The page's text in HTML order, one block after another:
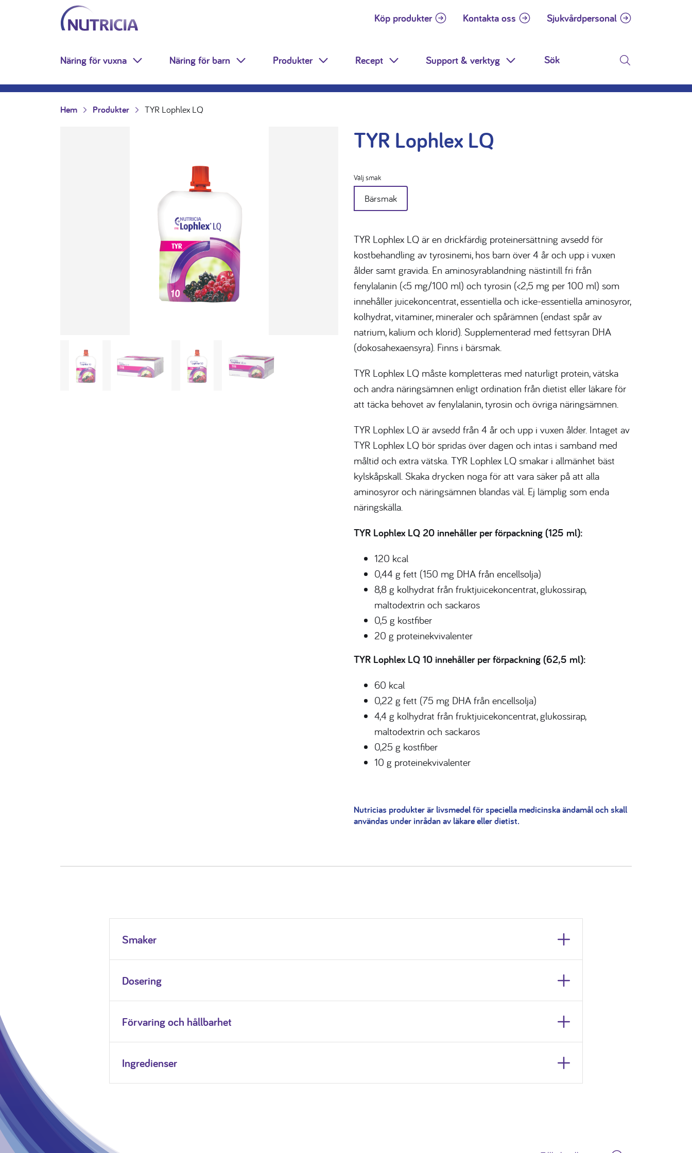
Hoppa till innehåll
Nutricia.se Köp produkter Kontakta oss Sjukvårdpersonal
Näring för vuxna Toggle Dropdown
Näring för barn Toggle Dropdown
Produkter Toggle Dropdown
Recept Toggle Dropdown
Support & verktyg Toggle Dropdown Sök
Hem Produkter TYR Lophlex LQ
TYR Lophlex LQ
Välj smak
Bärsmak
TYR Lophlex LQ är en drickfärdig proteinersättning avsedd för
kostbehandling av tyrosinemi, hos barn över 4 år och upp i vuxen
ålder samt gravida. En aminosyrablandning nästintill fri från
fenylalanin (<5 mg/100 ml) och tyrosin (<2,5 mg per 100 ml) som
innehåller juicekoncentrat, essentiella och icke-essentiella aminosyror,
kolhydrat, vitaminer, mineraler och spårämnen (endast spår av
natrium, kalium och klorid). Supplementerad med fettsyran DHA
(dokosahexaensyra). Finns i bärsmak.
TYR Lophlex LQ måste kompletteras med naturligt protein, vätska
och andra näringsämnen enligt ordination från dietist eller läkare för
att täcka behovet av fenylalanin, tyrosin och övriga näringsämnen.
TYR Lophlex LQ är avsedd från 4 år och upp i vuxen ålder. Intaget av
TYR Lophlex LQ bör spridas över dagen och intas i samband med
måltid och extra vätska. TYR Lophlex LQ smakar i allmänhet bäst
kylskåpskall. Skaka drycken noga för att vara säker på att alla
aminosyror och näringsämnen blandas väl. Ej lämplig som enda
näringskälla.
TYR Lophlex LQ 20 innehåller per förpackning (125 ml):
120 kcal
0,44 g fett (150 mg DHA från encellsolja)
8,8 g kolhydrat från fruktjuicekoncentrat, glukossirap,
maltodextrin och sackaros
0,5 g kostfiber
20 g proteinekvivalenter
TYR Lophlex LQ 10 innehåller per förpackning (62,5 ml):
60 kcal
0,22 g fett (75 mg DHA från encellsolja)
4,4 g kolhydrat från fruktjuicekoncentrat, glukossirap,
maltodextrin och sackaros
0,25 g kostfiber
10 g proteinekvivalenter
Nutricias produkter är livsmedel för speciella medicinska ändamål och skall
användas under inrådan av läkare eller dietist.
Smaker
Dosering
Förvaring och hållbarhet
Ingredienser